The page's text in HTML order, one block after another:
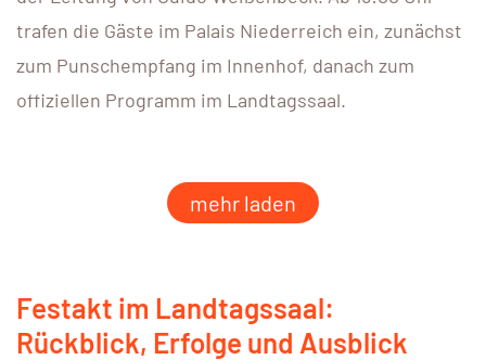
trafen die Gäste im Palais Niederreich ein, zunächst
zum Punschempfang im Innenhof, danach zum
offiziellen Programm im Landtagssaal.
mehr laden
Festakt im Landtagssaal:
Rückblick, Erfolge und Ausblick